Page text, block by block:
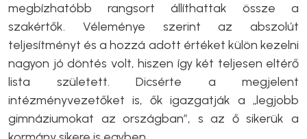
megbízhatóbb rangsort állíthattak össze a
szakértők. Véleménye szerint az abszolút
teljesítményt és a hozzá adott értéket külön kezelni
nagyon jó döntés volt, hiszen így két teljesen eltérő
lista született. Dicsérte a megjelent
intézményvezetőket is, ők igazgatják a „legjobb
gimnáziumokat az országban”, s az ő sikerük a